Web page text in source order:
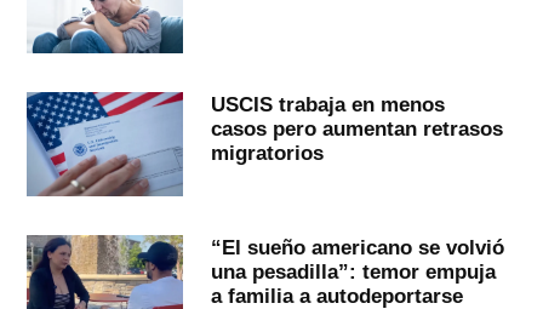
USCIS trabaja en menos
casos pero aumentan retrasos
migratorios
“El sueño americano se volvió
una pesadilla”: temor empuja
a familia a autodeportarse